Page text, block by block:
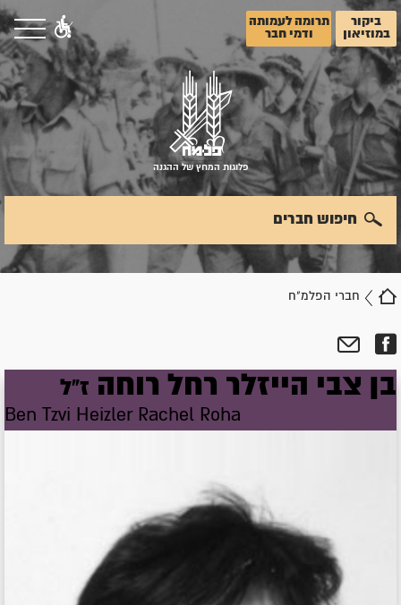
ביקור
במוזיאון
תרומה לעמותה
ודמי חבר
פלוגות המחץ של ההגנה
חברי הפלמ"ח
חיפוש חברים
בן צבי הייזלר רחל רוחה ז"ל
Ben Tzvi Heizler Rachel Roha